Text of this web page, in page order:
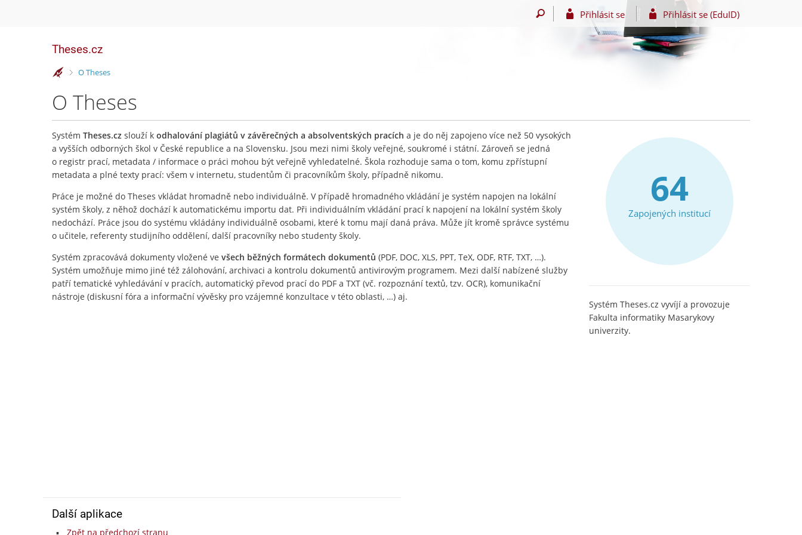
Přihlásit se Přihlásit se (EduID)
Theses.cz
>
O Theses
O Theses
Systém Theses.cz slouží k odhalování plagiátů v závěrečných a absolventských pracích a je do něj zapojeno více než 50 vysokých
a vyšších odborných škol v České republice a na Slovensku. Jsou mezi nimi školy veřejné, soukromé i státní. Zároveň se jedná
o registr prací, metadata / informace o práci mohou být veřejně vyhledatelné. Škola rozhoduje sama o tom, komu zpřístupní
metadata a plné texty prací: všem v internetu, studentům či pracovníkům školy, případně nikomu.
Práce je možné do Theses vkládat hromadně nebo individuálně. V případě hromadného vkládání je systém napojen na lokální
systém školy, z něhož dochází k automatickému importu dat. Při individuálním vkládání prací k napojení na lokální systém školy
nedochází. Práce jsou do systému vkládány individuálně osobami, které k tomu mají daná práva. Může jít kromě správce systému
o učitele, referenty studijního oddělení, další pracovníky nebo studenty školy.
Systém zpracovává dokumenty vložené ve všech běžných formátech dokumentů (PDF, DOC, XLS, PPT, TeX, ODF, RTF, TXT, …).
Systém umožňuje mimo jiné též zálohování, archivaci a kontrolu dokumentů antivirovým programem. Mezi další nabízené služby
patří tematické vyhledávání v pracích, automatický převod prací do PDF a TXT (vč. rozpoznání textů, tzv. OCR), komunikační
nástroje (diskusní fóra a informační vývěsky pro vzájemné konzultace v této oblasti, …) aj.
64
Zapojených institucí
Systém Theses.cz vyvíjí a provozuje
Fakulta informatiky Masarykovy
univerzity.
Další aplikace
Zpět na předchozí stranu